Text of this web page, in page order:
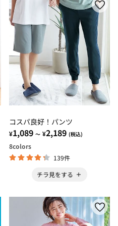
コスパ良好！パンツ
¥1,089 ～ ¥2,189 (税込)
8colors
139件
チラ見をする